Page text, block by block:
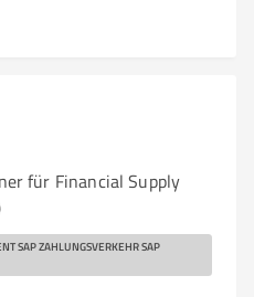
für Financial Supply
SAP ZAHLUNGSVERKEHR SAP